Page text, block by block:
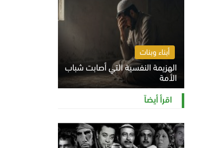
أبناء وبنات
الهزيمة النفسية التي أصابت شباب
الأمة
الخميس 6 أغسطس 2026 11:12 ص
اقرأ أيضاً